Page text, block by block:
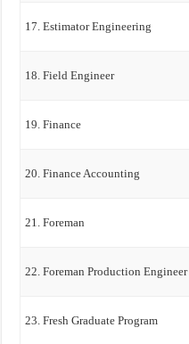
17. Estimator Engineering
18. Field Engineer
19. Finance
20. Finance Accounting
21. Foreman
22. Foreman Production Engineer
23. Fresh Graduate Program